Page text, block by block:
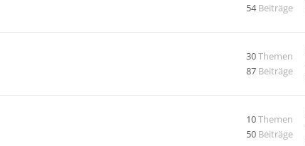
54Beiträge
30Themen
87 Beiträge
10Themen
50 Beiträge